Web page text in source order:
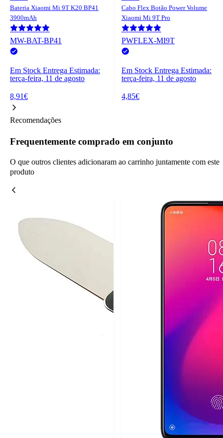
Bateria Xiaomi Mi 9T K20 BP41
3900mAh
MW-BAT-BP41
Em Stock Entrega Estimada:
terça-feira, 11 de agosto
8,91€
Cabo Flex Botão Power Volume
Xiaomi Mi 9T Pro
PWFLEX-MI9T
Em Stock Entrega Estimada:
terça-feira, 11 de agosto
4,85€
Recomendações
Frequentemente comprado em conjunto
O que outros clientes adicionaram ao carrinho juntamente com este
produto